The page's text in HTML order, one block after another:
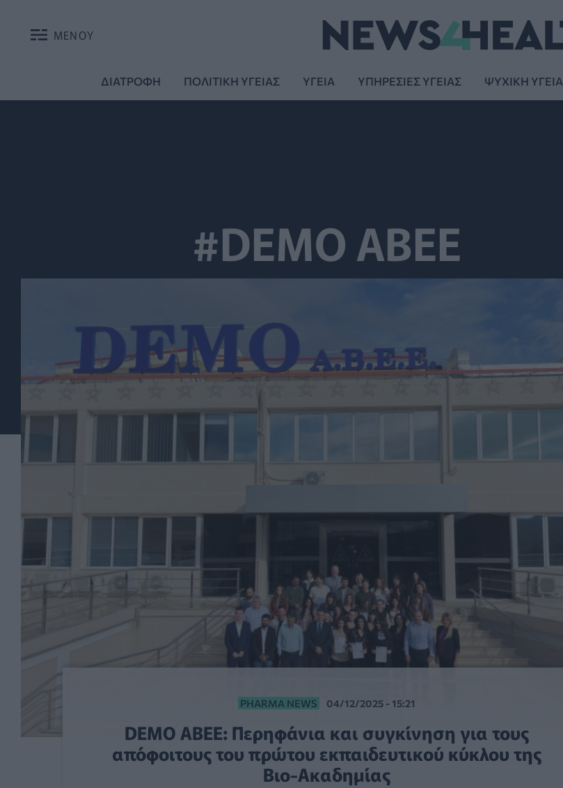
ΜΕΝΟΥ
ΔΙΑΤΡΟΦΗ ΠΟΛΙΤΙΚΗ ΥΓΕΙΑΣ ΥΓΕΙΑ ΥΠΗΡΕΣΙΕΣ ΥΓΕΙΑΣ ΨΥΧΙΚΗ ΥΓΕΙΑ
#DEMO AΒΕΕ
PHARMA NEWS 04/12/2025 - 15:21
DEMO ΑΒΕΕ: Περηφάνια και συγκίνηση για τους
απόφοιτους του πρώτου εκπαιδευτικού κύκλου της
Βιο-Ακαδημίας